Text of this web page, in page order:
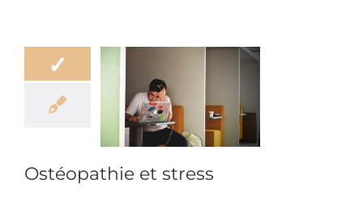
✓
et stress
Douleur
Ostéopathie et stress